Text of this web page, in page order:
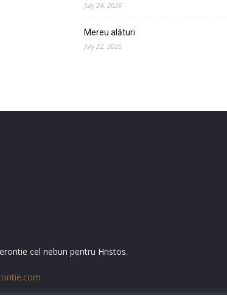
July 24, 2026
Mereu alături
July 22, 2026
cel nebun pentru Hristos.